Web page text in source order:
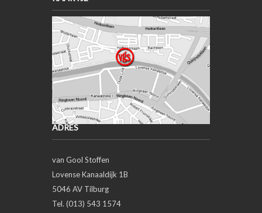
ADRES
van Gool Stoffen
Lovense Kanaaldijk 1B
5046 AV Tilburg
Tel. (013) 543 1574